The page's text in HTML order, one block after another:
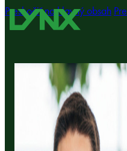
Preskočiť na hlavný obsah